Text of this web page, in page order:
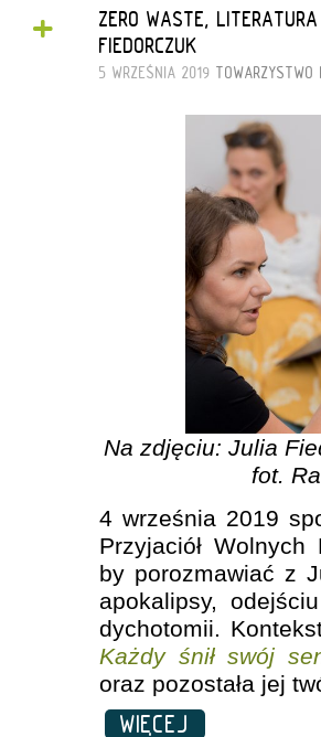
+
ZERO WASTE,
FIEDORCZUK
5 WRZEŚNIA 2019
Na zdjęciu: Julia
fot.
4 września 2019
Przyjaciół
by porozmawiać z
apokalipsy,
dychotomii.
Każdy śnił swój
oraz pozostała jej
WIĘCEJ